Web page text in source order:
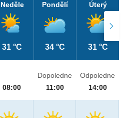
Neděle
31 °C
Pondělí
34 °C
Úterý
31 °C
08:00
Dopoledne
11:00
Odpoledne
14:00